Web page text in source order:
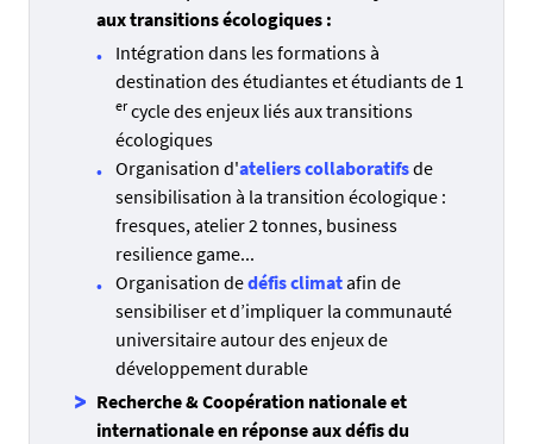
aux transitions écologiques :
Intégration dans lesformations à
destination des étudiantes et étudiants de 1
ercycledes enjeux liés aux transitions
écologiques
Organisation d'ateliers collaboratifsde
sensibilisation à la transition écologique :
fresques, atelier 2 tonnes, business
resilience game...
Organisation dedéfis climatafin de
sensibiliser et d’impliquer la communauté
universitaire autour des enjeux de
développement durable
Recherche & Coopération nationale et
internationale en réponse aux défis du